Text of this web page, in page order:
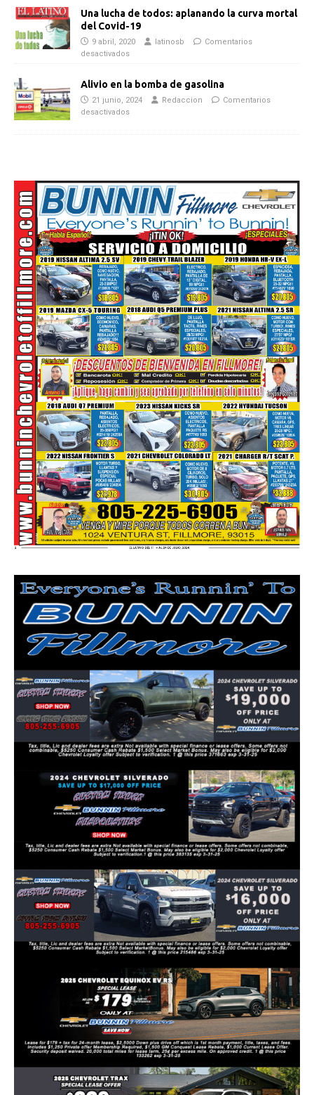
Una lucha de todos: aplanando la curva mortal
del Covid-19
9 abril, 2020 latinosb
Comentarios
desactivados
Alivio en la bomba de gasolina
21 junio, 2024 Redaccion
Comentarios
desactivados